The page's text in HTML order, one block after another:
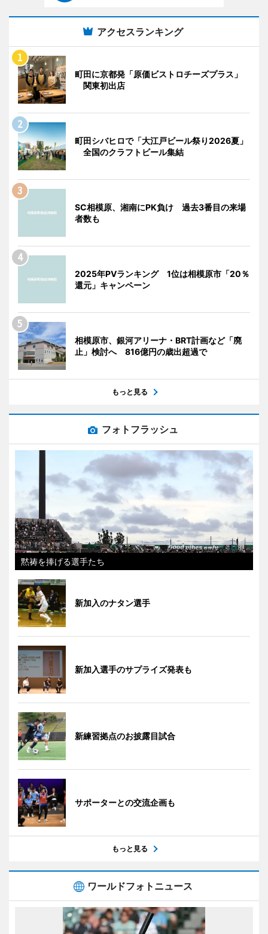
アクセスランキング
町田に京都発「原価ビストロチーズプラス」
関東初出店
町田シバヒロで「大江戸ビール祭り2026夏」
全国のクラフトビール集結
SC相模原、湘南にPK負け 過去3番目の来場
者数も
2025年PVランキング 1位は相模原市「20％
還元」キャンペーン
相模原市、銀河アリーナ・BRT計画など「廃
止」検討へ 816億円の歳出超過で
もっと見る
フォトフラッシュ
黙祷を捧げる選手たち
新加入のナタン選手
新加入選手のサプライズ発表も
新練習拠点のお披露目試合
サポーターとの交流企画も
もっと見る
ワールドフォトニュース